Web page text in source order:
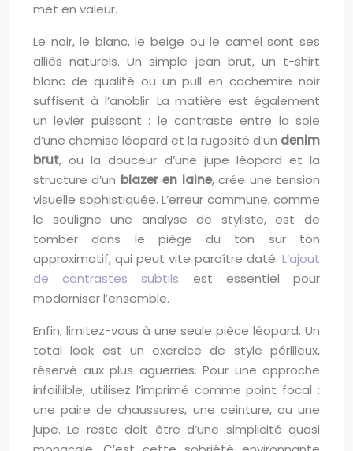
met en valeur.
Le noir, le blanc, le beige ou le camel sont ses
alliés naturels. Un simple jean brut, un t-shirt
blanc de qualité ou un pull en cachemire noir
suffisent à l’anoblir. La matière est également
un levier puissant : le contraste entre la soie
d’une chemise léopard et la rugosité d’un denim
brut, ou la douceur d’une jupe léopard et la
structure d’un blazer en laine, crée une tension
visuelle sophistiquée. L’erreur commune, comme
le souligne une analyse de styliste, est de
tomber dans le piège du ton sur ton
approximatif, qui peut vite paraître daté. L’ajout
de contrastes subtils est essentiel pour
moderniser l’ensemble.
Enfin, limitez-vous à une seule pièce léopard. Un
total look est un exercice de style périlleux,
réservé aux plus aguerries. Pour une approche
infaillible, utilisez l’imprimé comme point focal :
une paire de chaussures, une ceinture, ou une
jupe. Le reste doit être d’une simplicité quasi